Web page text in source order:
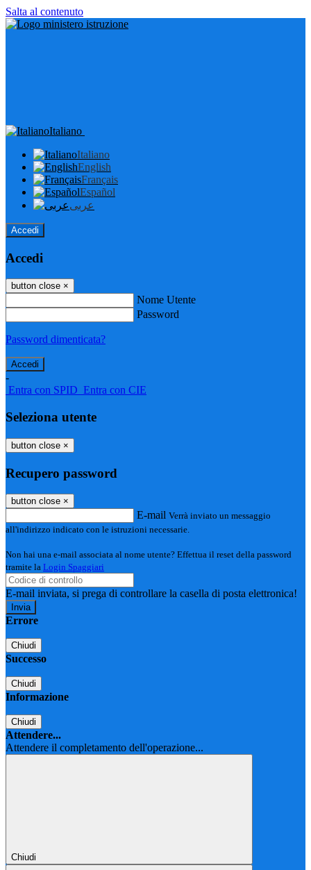
Salta al contenuto
Italiano
Italiano
English
Français
Español
عربى
Accedi
Accedi
button close ×
Nome Utente
Password
Password dimenticata?
-
Entra con SPID Entra con CIE
Seleziona utente
button close ×
Recupero password
button close ×
E-mail Verrà inviato un messaggio
all'indirizzo indicato con le istruzioni necessarie.
Non hai una e-mail associata al nome utente? Effettua il reset della password
tramite la Login Spaggiari
E-mail inviata, si prega di controllare la casella di posta elettronica!
Errore
Chiudi
Successo
Chiudi
Informazione
Chiudi
Attendere...
Attendere il completamento dell'operazione...
Chiudi